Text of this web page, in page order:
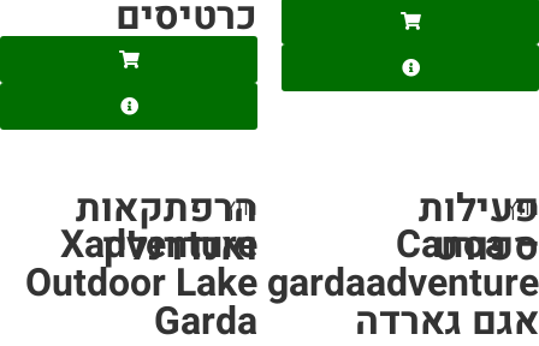
כרטיסים
Canoa
גארדה
הרפתקאות
ואנדרנלין
חוץ
Xadventure
Outdoor Lake
Garda